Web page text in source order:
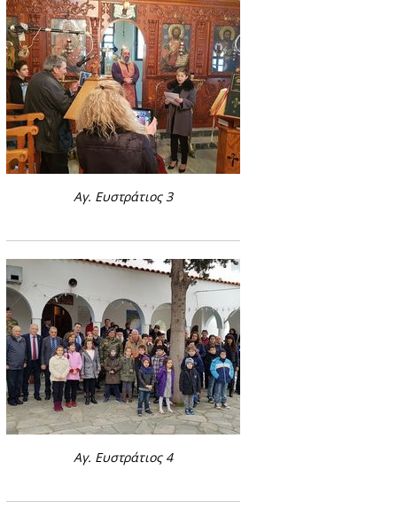
Αγ. Ευστράτιος 3
Αγ. Ευστράτιος 4